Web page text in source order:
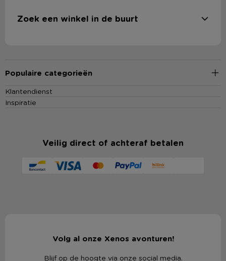
Zoek een winkel in de buurt
Populaire categorieën
Klantendienst
Inspiratie
Veilig direct of achteraf betalen
Volg al onze Xenos avonturen!
Blijf op de hoogte via onze social media.